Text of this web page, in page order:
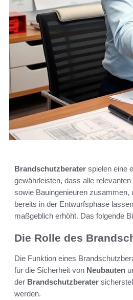
Brandschutzberater spielen eine
gewährleisten, dass alle relevanten
sowie Bauingenieuren zusammen,
bereits in der Entwurfsphase
maßgeblich erhöht. Das folgende
Die Rolle des
Die Funktion eines
für die Sicherheit von Neubauten
der Brandschutzberater
werden.